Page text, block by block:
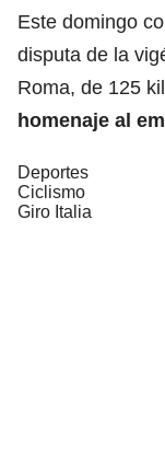
Este domingo
disputa de la
Roma, de 125
homenaje al
Deportes
Ciclismo
Giro Italia